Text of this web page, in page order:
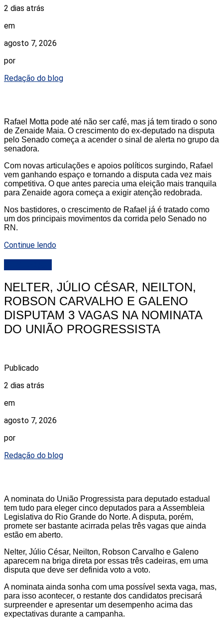
2 dias atrás
em
agosto 7, 2026
por
Redação do blog
Rafael Motta pode até não ser café, mas já tem tirado o sono
de Zenaide Maia. O crescimento do ex-deputado na disputa
pelo Senado começa a acender o sinal de alerta no grupo da
senadora.
Com novas articulações e apoios políticos surgindo, Rafael
vem ganhando espaço e tornando a disputa cada vez mais
competitiva. O que antes parecia uma eleição mais tranquila
para Zenaide agora começa a exigir atenção redobrada.
Nos bastidores, o crescimento de Rafael já é tratado como
um dos principais movimentos da corrida pelo Senado no
RN.
Continue lendo
NELTER, JÚLIO CÉSAR, NEILTON,
ROBSON CARVALHO E GALENO
DISPUTAM 3 VAGAS NA NOMINATA
DO UNIÃO PROGRESSISTA
Publicado
2 dias atrás
em
agosto 7, 2026
por
Redação do blog
A nominata do União Progressista para deputado estadual
tem tudo para eleger cinco deputados para a Assembleia
Legislativa do Rio Grande do Norte. A disputa, porém,
promete ser bastante acirrada pelas três vagas que ainda
estão em aberto.
Nelter, Júlio César, Neilton, Robson Carvalho e Galeno
aparecem na briga direta por essas três cadeiras, em uma
disputa que deve ser definida voto a voto.
A nominata ainda sonha com uma possível sexta vaga, mas,
para isso acontecer, o restante dos candidatos precisará
surpreender e apresentar um desempenho acima das
expectativas durante a campanha.